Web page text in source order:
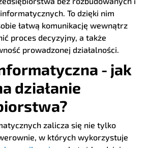
To dzięki nim
łatwą komunikację wewnątrz
proces decyzyjny, a także
prowadzonej działalności.
- jak
działanie
zalicza się nie tylko
w których wykorzystuje